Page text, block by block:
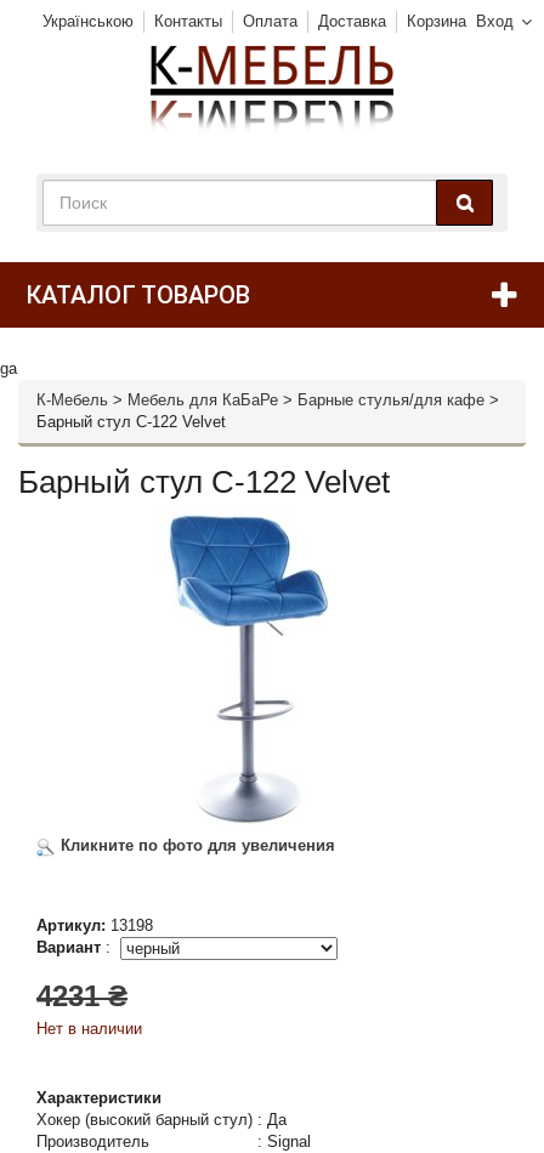
Вход
Українською Контакты Оплата Доставка Корзина
КАТАЛОГ ТОВАРОВ
ga
К-Мебель > Мебель для КаБаРе > Барные стулья/для кафе >
Барный стул C-122 Velvet
Барный стул C-122 Velvet
Кликните по фото для увеличения
Артикул: 13198
Вариант :
4231 ₴
Нет в наличии
Характеристики
Хокер (высокий барный стул) : Да
Производитель
: Signal